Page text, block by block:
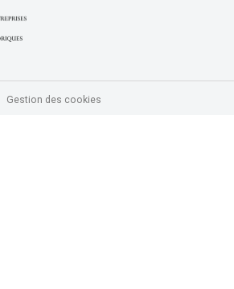
Gestion des cookies